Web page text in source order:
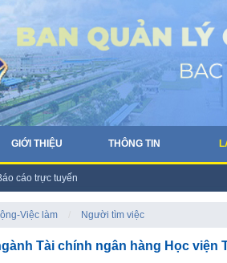
GIỚI THIỆU THÔNG TIN
cáo trực tuyến
Việc làm Người tìm việc
Tài chính ngân hàng Học viện